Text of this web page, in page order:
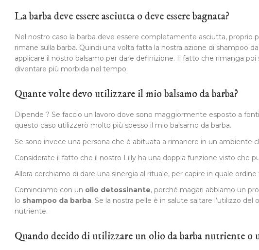
La barba deve essere asciutta o deve essere bagnata?
Nel nostro caso la barba deve essere completamente asciutta,
rimane sulla barba. Quindi una volta fatta la nostra azione di shampoo
applicare il nostro balsamo per dare definizione. Il fatto che rimanga
diventare più morbida nel tempo.
Quante volte devo utilizzare il mio balsamo da barba?
Dipende ? Se faccio un lavoro dove sono maggiormente esposto a
questo caso utilizzerò molto più spesso il mio balsamo da barba.
Se sono invece una persona che è abituata a rimanere in un
Considerate il fatto che il nostro Lilly ha una doppia funzione visto che
Allora cerchiamo di dare una sinergia al rituale, per capire in quale
Cominciamo con un olio detossinante, perché magari abbiamo un
lo shampoo da barba. Se la nostra pelle è in salute saltare l’utilizzo
nutriente.
Quando decido di utilizzare un olio da barba nutriente o